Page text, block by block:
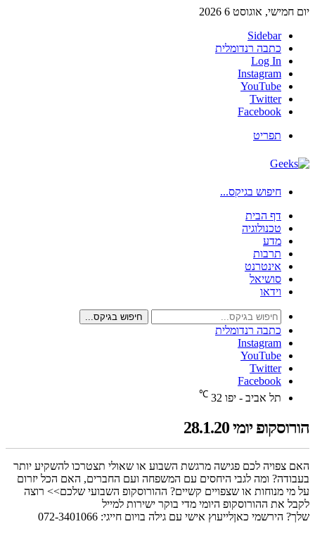
יום חמישי, אוגוסט 6 2026
Sidebar
כתבה רנדומלית
Log In
Instagram
YouTube
Twitter
Facebook
תפריט
חיפוש בגיקס...
דף הבית
טכנולוגיה
מדע
תרבות
אינטרנט
סושיאל
וידאו
חיפוש בגיקס...
כתבה רנדומלית
Instagram
YouTube
Twitter
Facebook
תל אביב - יפו 32
℃
הורוסקופ יומי 28.1.20
האם צפויה לכם פגישה מרגשת השבוע או שאולי תצטרכו להשקיע יותר
בעבודה? ומה לגבי היחסים עם המשפחה ועם החברים, האם הכל יזרום
על מי מנוחות או שצפויים קשיים? ההורוסקופ השבועי שלכם‫>> רוצה
לקבל את ההורוסקופ היומי מדי בוקר ישירות למייל
שלך? הירשמי כאןלייעוץ אישי עם גילה בויום חייגי: 072-3401066